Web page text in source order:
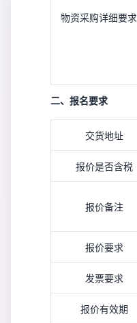
物资采购详细要求
二、报名要求
交货地址
报价是否含税
报价备注
报价要求
发票要求
报价有效期